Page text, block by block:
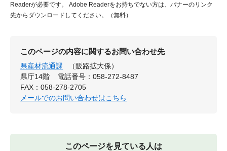
Readerが必要です。
Adobe Readerをお持ちでない方は、バナーのリンク
先からダウンロードしてください。（無料）
このページの内容に関するお問い合わせ先
県産材流通課
（販路拡大係）
県庁14階
電話番号：058-272-8487
FAX：058-278-2705
メールでのお問い合わせはこちら
このページを見ている人は